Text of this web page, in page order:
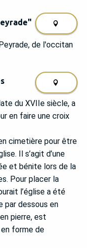
de l'occitan
du XVIIe siècle, a
en faire une croix
cimetière pour être
Il s’agit d’une
et bénite lors de la
Pour placer la
l’église a été
par dessous en
pierre, est
forme de